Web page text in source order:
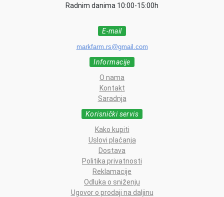
Radnim danima 10:00-15:00h
E-mail
markfarm.rs@gmail.com
Informacije
O nama
Kontakt
Saradnja
Korisnički servis
Kako kupiti
Uslovi plaćanja
Dostava
Politika privatnosti
Reklamacije
Odluka o sniženju
Ugovor o prodaji na daljinu